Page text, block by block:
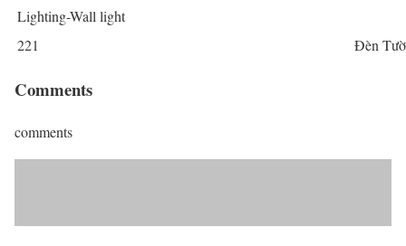
Lighting-Wall light
221
Đèn
Comments
comments